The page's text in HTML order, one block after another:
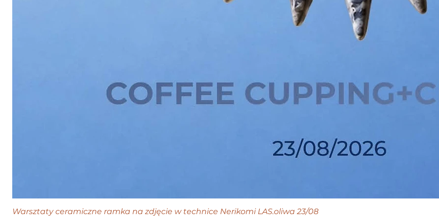
Warsztaty ceramiczne ramka na zdjęcie w technice Nerikomi LAS.oliwa 23/08